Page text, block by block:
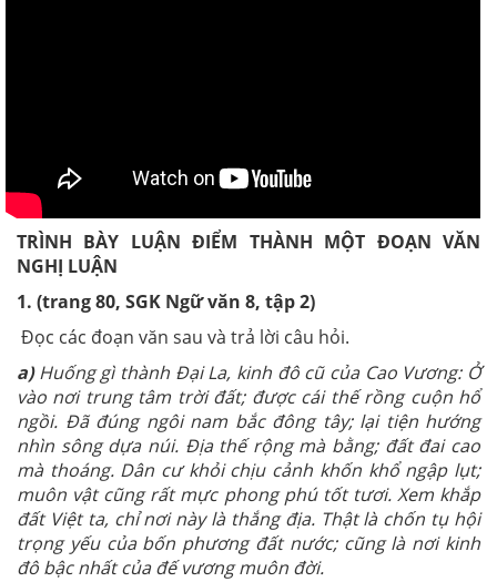
TRÌNH BÀY LUẬN ĐIỂM THÀNH MỘT ĐOẠN VĂN
NGHỊ LUẬN
1. (trang 80, SGK Ngữ văn 8, tập 2)
Đọc các đoạn văn sau và trả lời câu hỏi.
a)Huống gì thành Đại La, kinh đô cũ của Cao Vương: Ở
vào nơi trung tâm trời đất; được cái thế rồng cuộn hổ
ngồi. Đã đúng ngôi nam bắc đông tây; lại tiện hướng
nhìn sông dựa núi. Địa thế rộng mà bằng; đất đai cao
mà thoáng. Dân cư khỏi chịu cảnh khốn khổ ngập lụt;
muôn vật cũng rất mực phong phú tốt tươi. Xem khắp
đất Việt ta, chỉ nơi này là thắng địa. Thật là chốn tụ hội
trọng yếu của bốn phương đất nước; cũng là nơi kinh
đô bậc nhất của đế vương muôn đời.